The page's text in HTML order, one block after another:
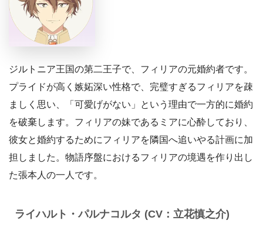
ジルトニア王国の第二王子で、フィリアの元婚約者です。
プライドが高く嫉妬深い性格で、完璧すぎるフィリアを疎
ましく思い、「可愛げがない」という理由で一方的に婚約
を破棄します。フィリアの妹であるミアに心酔しており、
彼女と婚約するためにフィリアを隣国へ追いやる計画に加
担しました。物語序盤におけるフィリアの境遇を作り出し
た張本人の一人です。
ライハルト・パルナコルタ (CV：立花慎之介)